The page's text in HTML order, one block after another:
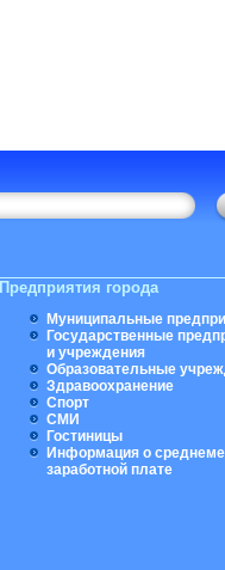
Предприятия города
Муниципальные
Государственные
и учреждения
Образовательные
Здравоохранение
Спорт
СМИ
Гостиницы
Информация о
заработной плате